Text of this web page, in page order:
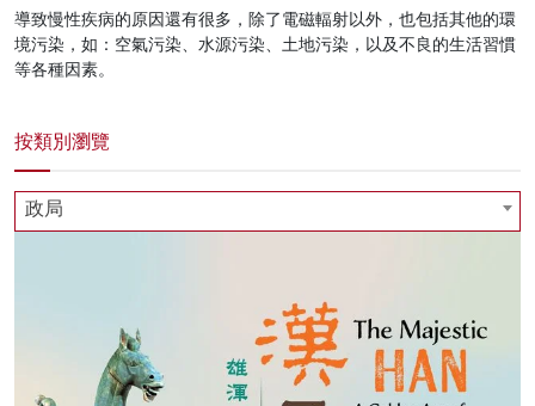
導致慢性疾病的原因還有很多，除了電磁輻射以外，也包括其他的環
境污染，如：空氣污染、水源污染、土地污染，以及不良的生活習慣
等各種因素。
按類別瀏覽
政局